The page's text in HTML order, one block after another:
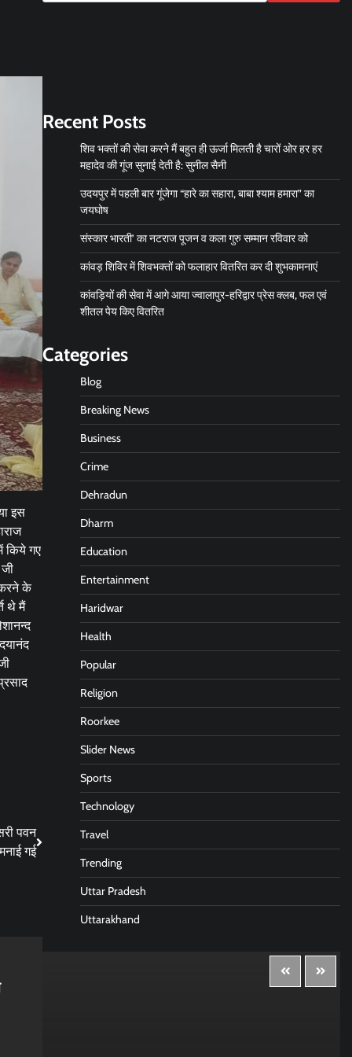
इस
किये गए
करने के
थे मैं
पवन
गई
Recent Posts
शिव भक्तों की सेवा करने मैं बहुत ही ऊर्जा मिलती है चारों ओर हर हर
महादेव की गूंज सुनाई देती है: सुनील सैनी
उदयपुर में पहली बार गूंजेगा “हारे का सहारा, बाबा श्याम हमारा” का
जयघोष
संस्कार भारती’ का नटराज पूजन व कला गुरु सम्मान रविवार को
कांवड़ शिविर में शिवभक्तों को फलाहार वितरित कर दी शुभकामनाएं
कांवड़ियों की सेवा में आगे आया ज्वालापुर-हरिद्वार प्रेस क्लब, फल एवं
शीतल पेय किए वितरित
Categories
Blog
Breaking News
Business
Crime
Dehradun
Dharm
Education
Entertainment
Haridwar
Health
Popular
Religion
Roorkee
Slider News
Sports
Technology
Travel
Trending
Uttar Pradesh
Uttarakhand